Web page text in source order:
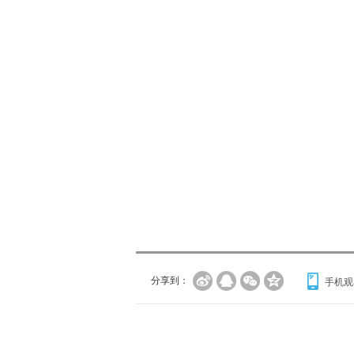
分享到： 手机